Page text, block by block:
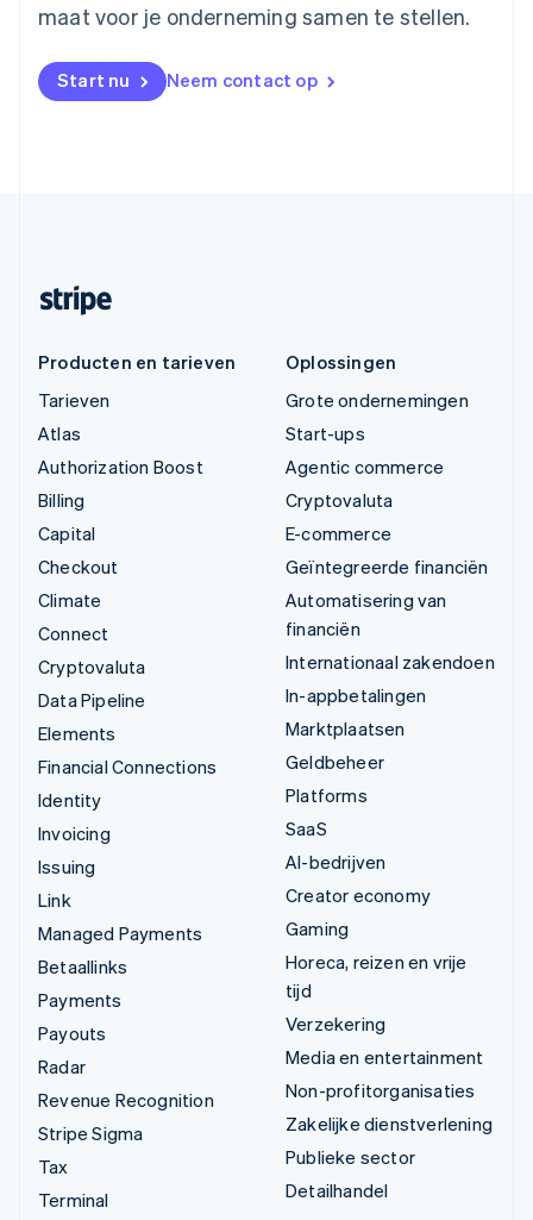
maat voor je onderneming samen te stellen.
Start nu Neem contact op
Producten en tarieven
Tarieven
Atlas
Authorization Boost
Billing
Capital
Checkout
Climate
Connect
Cryptovaluta
Data Pipeline
Elements
Financial Connections
Identity
Invoicing
Issuing
Link
Managed Payments
Betaallinks
Payments
Payouts
Radar
Revenue Recognition
Stripe Sigma
Tax
Terminal
Oplossingen
Grote ondernemingen
Start-ups
Agentic commerce
Cryptovaluta
E-commerce
Geïntegreerde financiën
Automatisering van
financiën
Internationaal zakendoen
In-appbetalingen
Marktplaatsen
Geldbeheer
Platforms
SaaS
AI-bedrijven
Creator economy
Gaming
Horeca, reizen en vrije
tijd
Verzekering
Media en entertainment
Non-profitorganisaties
Zakelijke dienstverlening
Publieke sector
Detailhandel